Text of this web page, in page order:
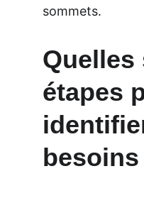
sommets.
Quelles
étapes
besoins